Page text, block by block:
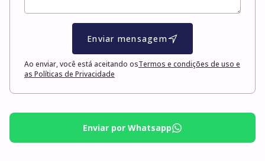
Enviar mensagem
Ao enviar, você está aceitando osTermos e condições de uso e
as Políticas de Privacidade
Enviar por Whatsapp